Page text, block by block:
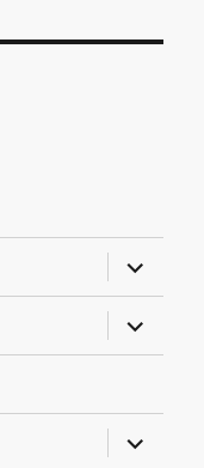
almenü
almenü
almenü